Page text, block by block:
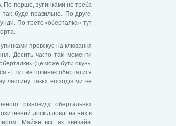
По-перше, зупинками не треба
так буде правильно. По-друге,
По-третє «оберталка» тут
провокує на клювання
Досить часто такі моменти
(це може бути окунь,
- і тут же починає обертатися
частину таких епізодів ми не
різновиду обертальних
досвід ловлі на них є
Майже всі, як звичайні